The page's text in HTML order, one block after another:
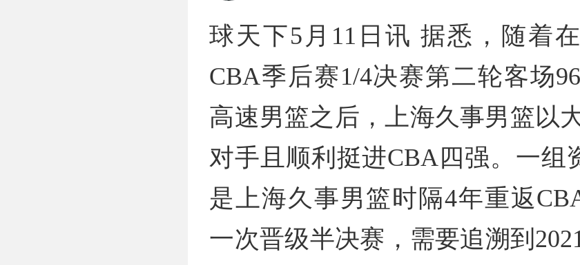
球天下5月11日讯 据悉，随着在
CBA季后赛1/4决赛第二轮客场
高速男篮之后，上海久事男篮以
对手且顺利挺进CBA四强。一组
是上海久事男篮时隔4年重返
一次晋级半决赛，需要追溯到